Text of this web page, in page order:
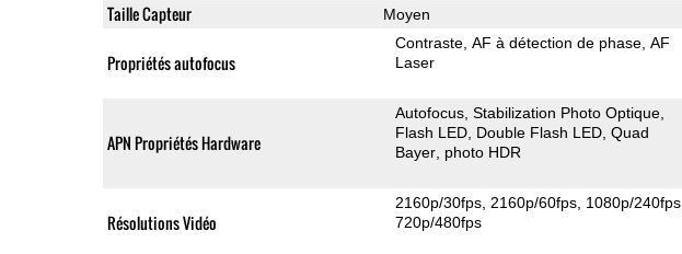
Taille Capteur Moyen
Propriétés autofocus
Contraste AF à détection de phase AF
Laser
APN Propriétés Hardware
Autofocus Stabilization Photo Optique
Flash LED Double Flash LED Quad
Bayer photo HDR
Résolutions Vidéo
2160p/30fps 2160p/60fps 1080p/240fps
720p/480fps